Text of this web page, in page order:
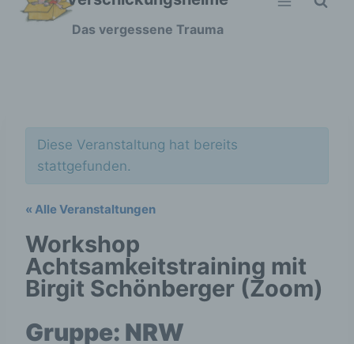
Zum
Das vergessene Trauma
Diese Veranstaltung hat bereits
stattgefunden.
« Alle Veranstaltungen
Workshop
Achtsamkeitstraining mit
Birgit Schönberger (Zoom)